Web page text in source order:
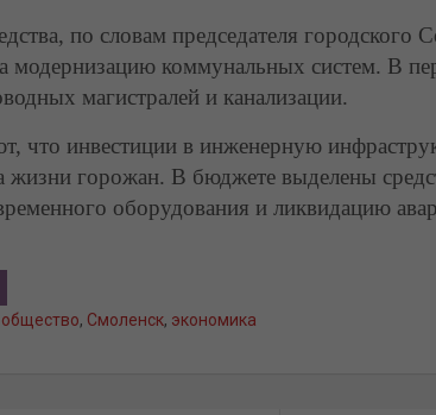
по словам председателя городского
модернизацию коммунальных систем. В
магистралей и канализации.
что инвестиции в инженерную
жизни горожан. В бюджете выделены
оборудования и ликвидацию
общество, Смоленск, экономика